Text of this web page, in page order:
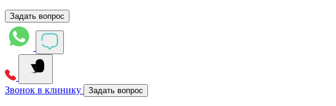
Задать вопрос
Звонок в клинику Задать вопрос